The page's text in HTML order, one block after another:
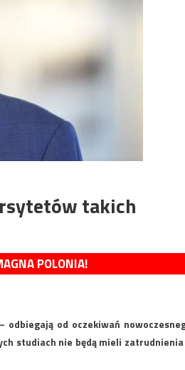
takich
POLONIA!
od oczekiwań
studiach nie będą mieli